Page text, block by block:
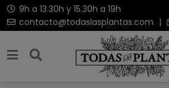
9h a 13.30h y 15.30h a 19h
contacto@todaslasplantas.com |